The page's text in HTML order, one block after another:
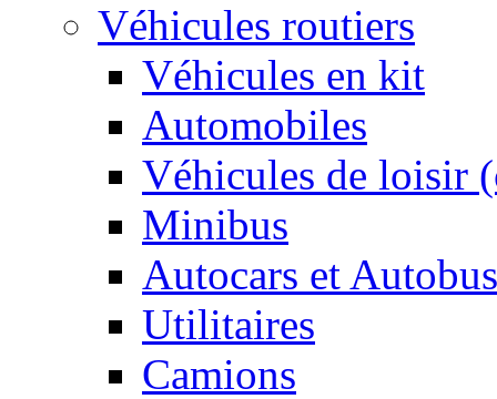
Véhicules routiers
Véhicules en kit
Automobiles
Véhicules de loisir
Minibus
Autocars et Autobus
Utilitaires
Camions